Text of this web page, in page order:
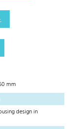
mm
design in